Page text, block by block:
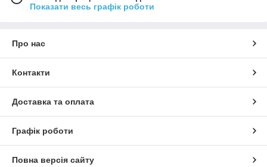
Показати весь графік роботи
Про нас
Контакти
Доставка та оплата
Графік роботи
Повна версія сайту